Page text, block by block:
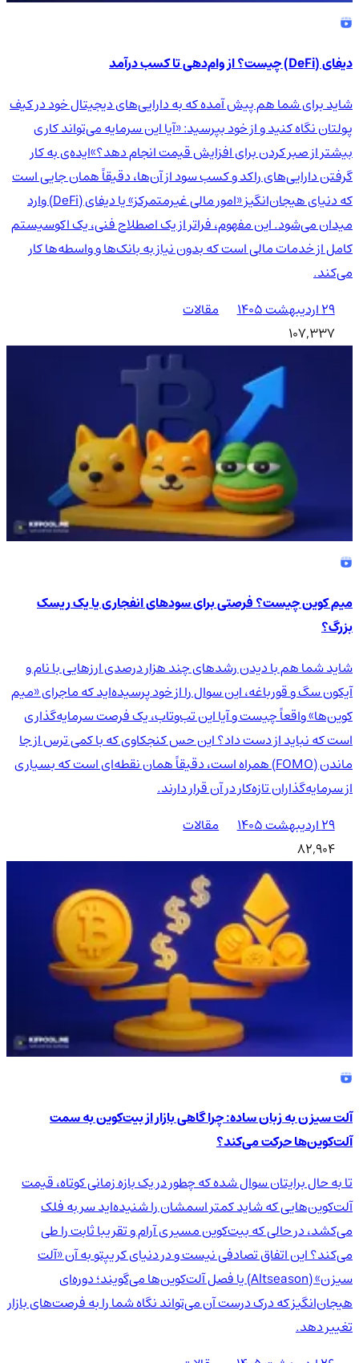
دیفای (DeFi) چیست؟ از وام‌دهی تا کسب درآمد
شاید برای شما هم پیش آمده که به دارایی‌های دیجیتال خود در کیف
پولتان نگاه کنید و از خود بپرسید: «آیا این سرمایه می‌تواند کاری
بیشتر از صبر کردن برای افزایش قیمت انجام دهد؟»ایده‌ی به کار
گرفتن دارایی‌های راکد و کسب سود از آن‌ها، دقیقاً همان جایی است
که دنیای هیجان‌انگیز «امور مالی غیرمتمرکز» یا دیفای (DeFi) وارد
میدان می‌شود. این مفهوم، فراتر از یک اصطلاح فنی، یک اکوسیستم
کامل از خدمات مالی است که بدون نیاز به بانک‌ها و واسطه‌ها کار
می‌کند.
۲۹ اردیبهشت ۱۴۰۵
مقالات
107,337
میم کوین چیست؟ فرصتی برای سودهای انفجاری یا یک ریسک
بزرگ؟
شاید شما هم با دیدن رشدهای چند هزار درصدی ارزهایی با نام و
آیکون سگ و قورباغه، این سوال را از خود پرسیده‌اید که ماجرای «میم
کوین‌ها» واقعاً چیست و آیا این تب‌وتاب، یک فرصت سرمایه‌گذاری
است که نباید از دست داد؟ این حس کنجکاوی که با کمی ترس از جا
ماندن (FOMO) همراه است، دقیقاً همان نقطه‌ای است که بسیاری
از سرمایه‌گذاران تازه‌کار در آن قرار دارند.
۲۹ اردیبهشت ۱۴۰۵
مقالات
82,904
آلت سیزن به زبان ساده: چرا گاهی بازار از بیت‌کوین به سمت
آلت‌کوین‌ها حرکت می‌کند؟
تا به حال برایتان سوال شده که چطور در یک بازه زمانی کوتاه، قیمت
آلت‌کوین‌هایی که شاید کمتر اسمشان را شنیده‌اید سر به فلک
می‌کشد، در حالی که بیت‌کوین مسیری آرام و تقریبا ثابت را طی
می‌کند؟ این اتفاق تصادفی نیست و در دنیای کریپتو به آن «آلت
سیزن» (Altseason) یا فصل آلت‌کوین‌ها می‌گویند؛ دوره‌ای
هیجان‌انگیز که درک درست آن می‌تواند نگاه شما را به فرصت‌های بازار
تغییر دهد.